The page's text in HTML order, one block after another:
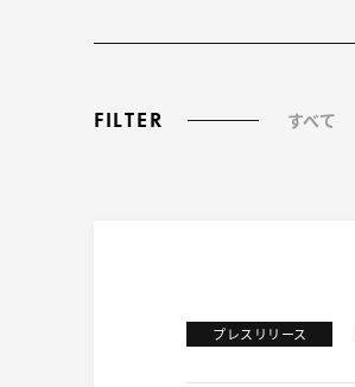
FILTER すべて
プレスリリース